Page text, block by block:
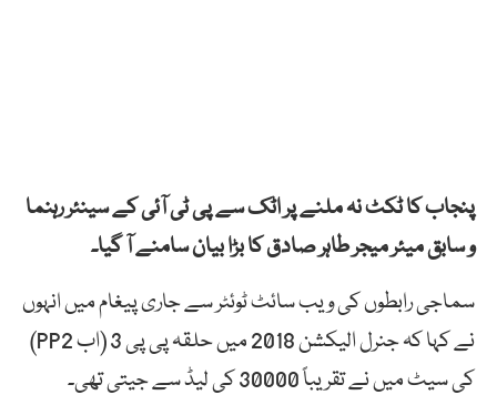
پنجاب کا ٹکٹ نہ ملنے پر اٹک سے پی ٹی آئی کے سینئر رہنما
و سابق میئر میجر طاہر صادق کا بڑا بیان سامنے آ گیا۔
سماجی رابطوں کی ویب سائٹ ٹوئٹر سے جاری پیغام میں انہوں
نے کہا کہ
جنرل الیکشن 2018 میں حلقہ پی پی 3 (اب PP2)
کی سیٹ میں نے تقریباً 30000 کی لیڈ سے جیتی تھی۔